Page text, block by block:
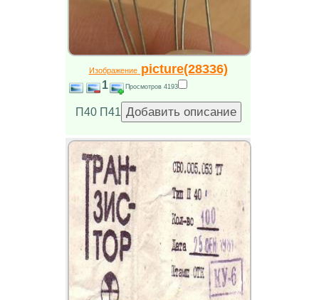
Изображениеpicture(28336)
1 Просмотров 4193
П40 П41